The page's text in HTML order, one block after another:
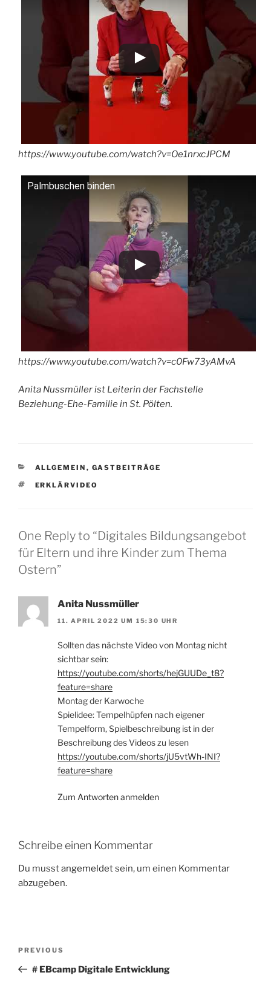
https://www.youtube.com/watch?v=Oe1nrxcJPCM
Palmbuschen binden
https://www.youtube.com/watch?v=c0Fw73yAMvA
Anita Nussmüller ist Leiterin der Fachstelle
Beziehung-Ehe-Familie in St. Pölten.
CATEGORIES
ALLGEMEIN , GASTBEITRÄGE
TAGS
ERKLÄRVIDEO
One Reply to “Digitales Bildungsangebot
für Eltern und ihre Kinder zum Thema
Ostern”
Anita Nussmüller
11. APRIL 2022 UM 15:30 UHR
Sollten das nächste Video von Montag nicht
sichtbar sein:
https://youtube.com/shorts/hejGUUDe_t8?
feature=share
Montag der Karwoche
Spielidee: Tempelhüpfen nach eigener
Tempelform, Spielbeschreibung ist in der
Beschreibung des Videos zu lesen
https://youtube.com/shorts/jU5vtWh-INI?
feature=share
Zum Antworten anmelden
Schreibe einen Kommentar
Du musstangemeldetsein, um einen Kommentar
abzugeben.
Previous
Post
PREVIOUS
# EBcamp Digitale Entwicklung